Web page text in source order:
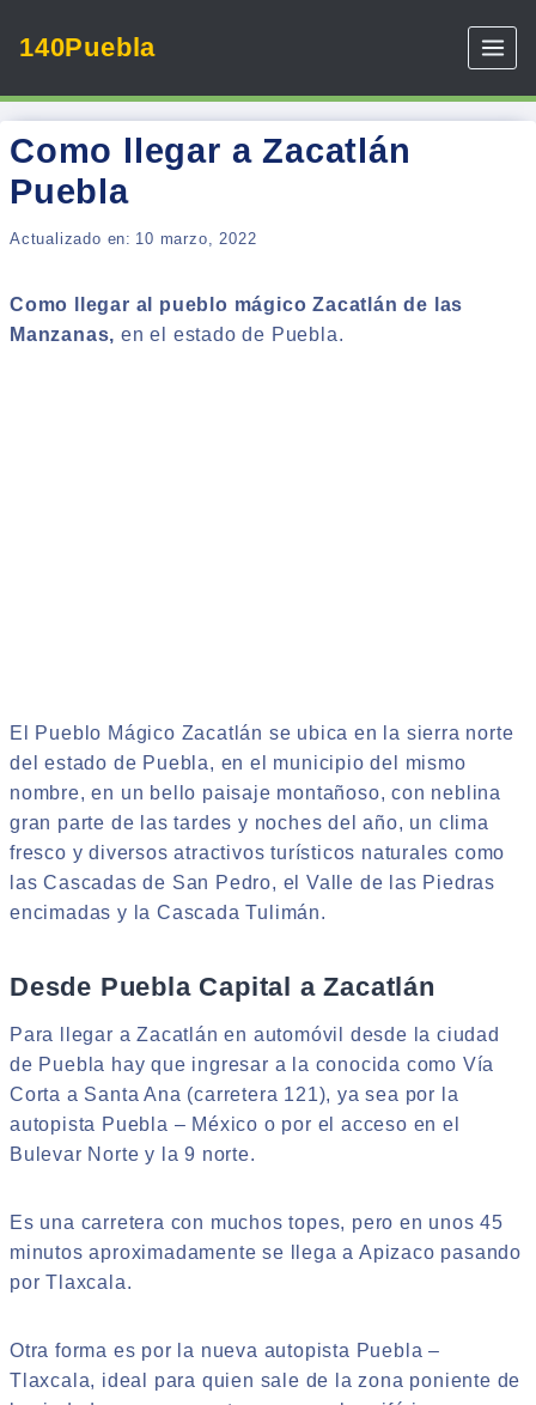
140Puebla
Como llegar a Zacatlán
Puebla
Actualizado en: 10 marzo, 2022
Como llegar al pueblo mágico Zacatlán de las
Manzanas,en el estado de Puebla.
El Pueblo Mágico Zacatlán se ubica en la sierra norte
del estado de Puebla, en el municipio del mismo
nombre, en un bello paisaje montañoso, con neblina
gran parte de las tardes y noches del año, un clima
fresco y diversos atractivos turísticos naturales como
las Cascadas de San Pedro, el Valle de las Piedras
encimadas y la Cascada Tulimán.
Desde Puebla Capital a Zacatlán
Para llegar a Zacatlán en automóvil desde la ciudad
de Puebla hay que ingresar a la conocida como Vía
Corta a Santa Ana (carretera 121), ya sea por la
autopista Puebla – México o por el acceso en el
Bulevar Norte y la 9 norte.
Es una carretera con muchos topes, pero en unos 45
minutos aproximadamente se llega a Apizaco pasando
por Tlaxcala.
Otra forma es por la nueva autopista Puebla –
Tlaxcala, ideal para quien sale de la zona poniente de